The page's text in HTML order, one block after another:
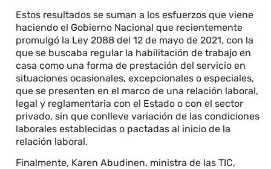
Estos resultados se suman a los esfuerzos que viene
haciendo el Gobierno Nacional que recientemente
promulgó la Ley 2088 del 12 de mayo de 2021, con la
que se buscaba regular la habilitación de trabajo en
casa como una forma de prestación del servicio en
situaciones ocasionales, excepcionales o especiales,
que se presenten en el marco de una relación laboral,
legal y reglamentaria con el Estado o con el sector
privado, sin que conlleve variación de las condiciones
laborales establecidas o pactadas al inicio de la
relación laboral.
Finalmente, Karen Abudinen, ministra de las TIC,